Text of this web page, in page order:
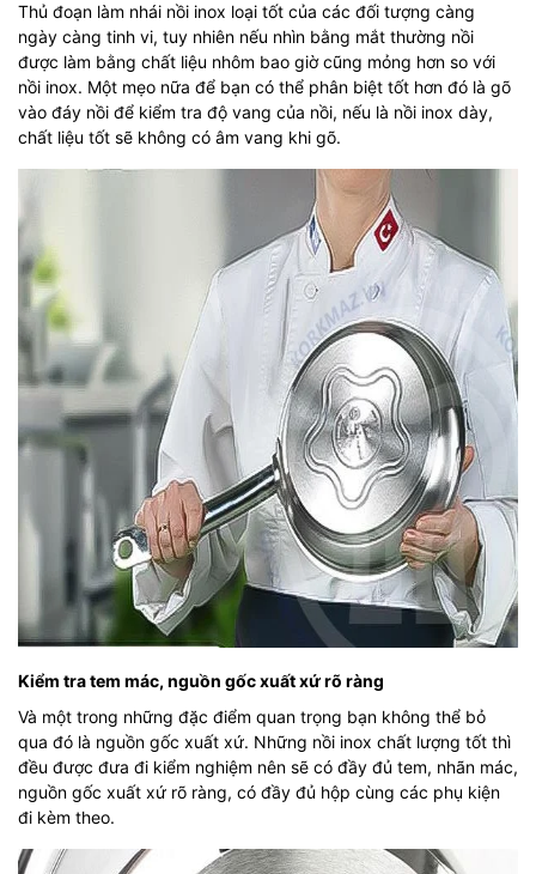
Thủ đoạn làm nhái nồi inox loại tốt của các đối tượng càng
ngày càng tinh vi, tuy nhiên nếu nhìn bằng mắt thường nồi
được làm bằng chất liệu nhôm bao giờ cũng mỏng hơn so với
nồi inox. Một mẹo nữa để bạn có thể phân biệt tốt hơn đó là gõ
vào đáy nồi để kiểm tra độ vang của nồi, nếu là nồi inox dày,
chất liệu tốt sẽ không có âm vang khi gõ.
Kiểm tra tem mác, nguồn gốc xuất xứ rõ ràng
Và một trong những đặc điểm quan trọng bạn không thể bỏ
qua đó là nguồn gốc xuất xứ. Những nồi inox chất lượng tốt thì
đều được đưa đi kiểm nghiệm nên sẽ có đầy đủ tem, nhãn mác,
nguồn gốc xuất xứ rõ ràng, có đầy đủ hộp cùng các phụ kiện
đi kèm theo.